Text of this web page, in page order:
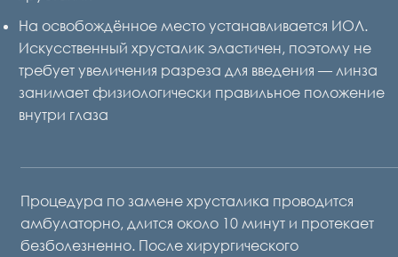
На освобождённое место устанавливается ИОЛ.
Искусственный хрусталик эластичен, поэтому не
требует увеличения разреза для введения — линза
занимает физиологически правильное положение
внутри глаза
Процедура по замене хрусталика проводится
амбулаторно, длится около 10 минут и протекает
безболезненно. После хирургического